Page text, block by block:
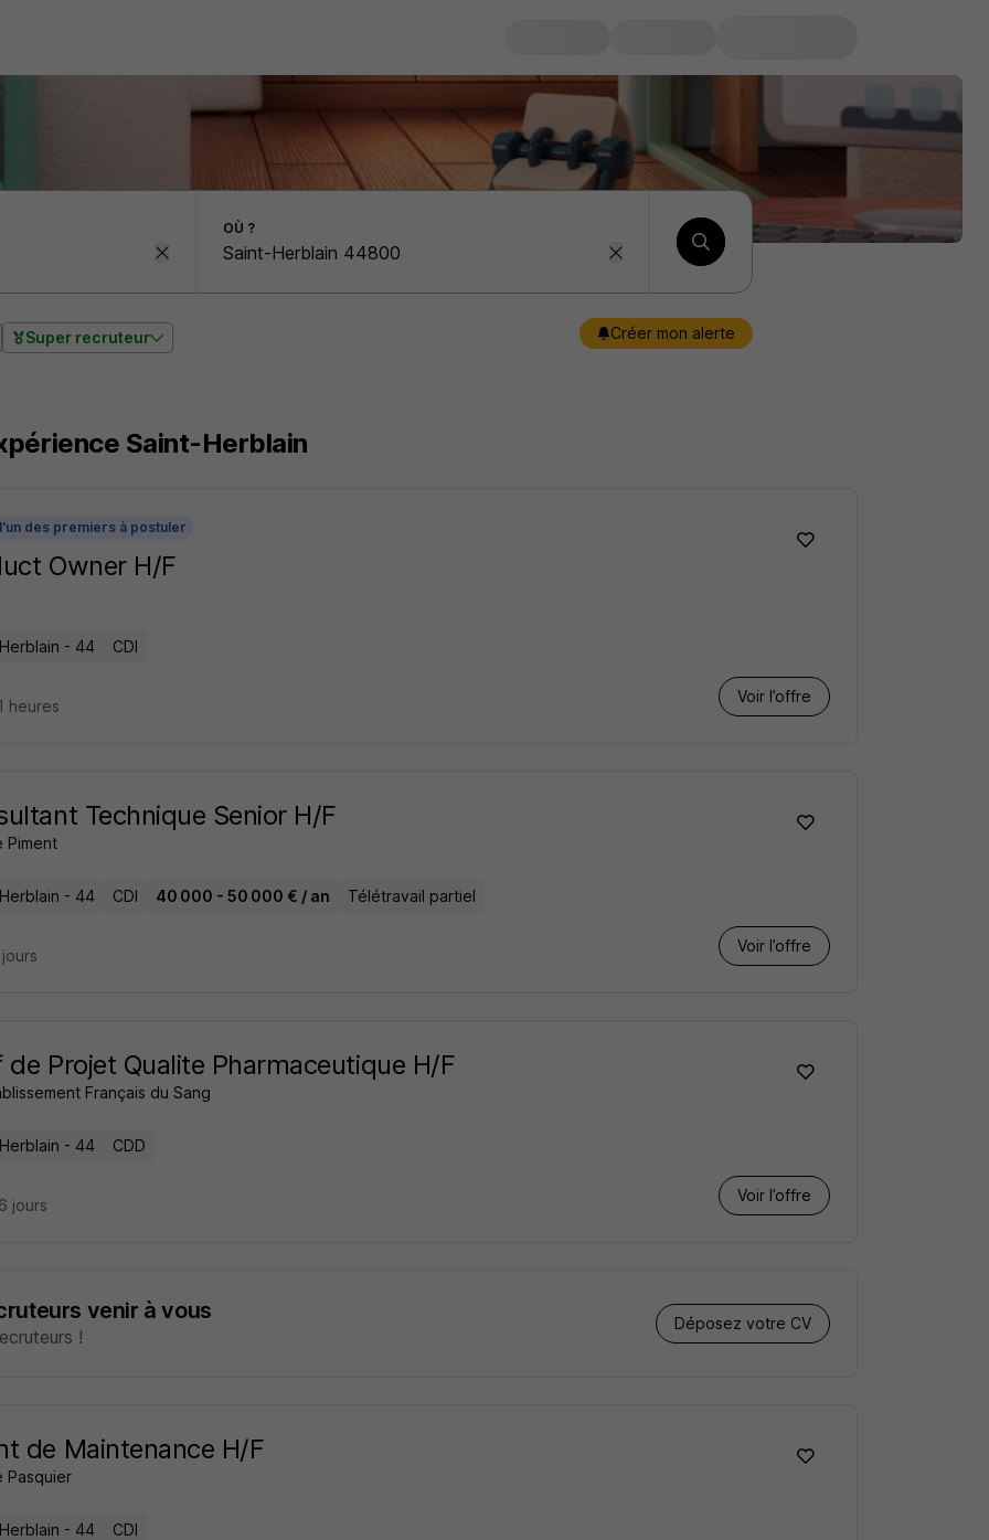
OÙ ?
Super recruteur Créer mon alerte
Saint-Herblain
des premiers à postuler
Owner H/F
- 44 CDI
Voir l’offre
heures
Technique Senior H/F
Piment
- 44 CDI 40 000 - 50 000 € / an Télétravail partiel
Voir l’offre
de Projet Qualite Pharmaceutique H/F
Français du Sang
- 44 CDD
Voir l’offre
jours
venir à vous
!
Déposez votre CV
de Maintenance H/F
Pasquier
- 44 CDI